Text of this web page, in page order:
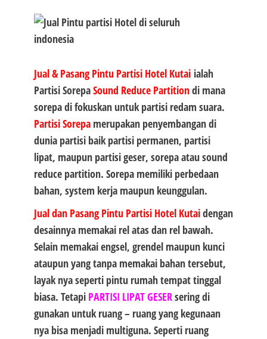
Jual & Pasang Pintu Partisi Hotel Kutaiialah
Partisi SorepaSound Reduce Partitiondi mana
sorepa di fokuskan untuk partisi redam suara.
Partisi Sorepamerupakan penyembangan di
dunia partisi baik partisi permanen, partisi
lipat, maupun partisi geser, sorepa atau sound
reduce partition. Sorepa memiliki perbedaan
bahan, system kerja maupun keunggulan.
Jual dan Pasang Pintu Partisi Hotel Kutaidengan
desainnya memakai rel atas dan rel bawah.
Selain memakai engsel, grendel maupun kunci
ataupun yang tanpa memakai bahan tersebut,
layak nya seperti pintu rumah tempat tinggal
biasa. Tetapi PARTISI LIPAT GESERsering di
gunakan untuk ruang – ruang yang kegunaan
nya bisa menjadi multiguna. Seperti ruang